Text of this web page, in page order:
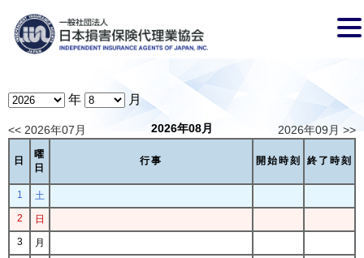
年 月
<< 2026年07月 2026年09月 >>
2026年08月
日
曜
日
行事 開始時刻 終了時刻
1
土
2
日
3
月